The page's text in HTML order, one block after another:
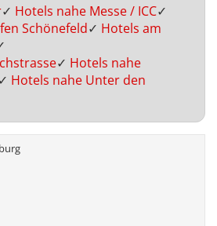
✓ Hotels nahe Messe / ICC✓
Schönefeld✓ Hotels am
✓ Hotels nahe
✓ Hotels nahe Unter den